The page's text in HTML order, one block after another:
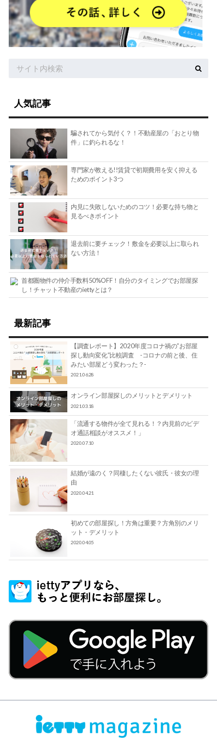
人気記事
騙されてから気付く？！不動産屋の「おとり物
件」に釣られるな！
専門家が教える!!賃貸で初期費用を安く抑える
ためのポイント3つ
内見に失敗しないためのコツ！必要な持ち物と
見るべきポイント
退去前に要チェック！敷金を必要以上に取られ
ない方法！
首都圏物件の仲介手数料50%OFF！自分のタイミングでお部屋探
し！チャット不動産のiettyとは？
最新記事
【調査レポート】2020年度コロナ禍の”お部屋
探し動向変化”比較調査 -コロナの前と後、住
みたい部屋どう変わった？-
2021.06.28
オンライン部屋探しのメリットとデメリット
2021.03.18
「流通する物件が全て見れる！？内見前のビデ
オ通話相談がオススメ！」
2020.07.10
結婚が遠のく？同棲したくない彼氏・彼女の理
由
2020.04.21
初めての部屋探し！方角は重要？方角別のメリ
ット・デメリット
2020.04.05